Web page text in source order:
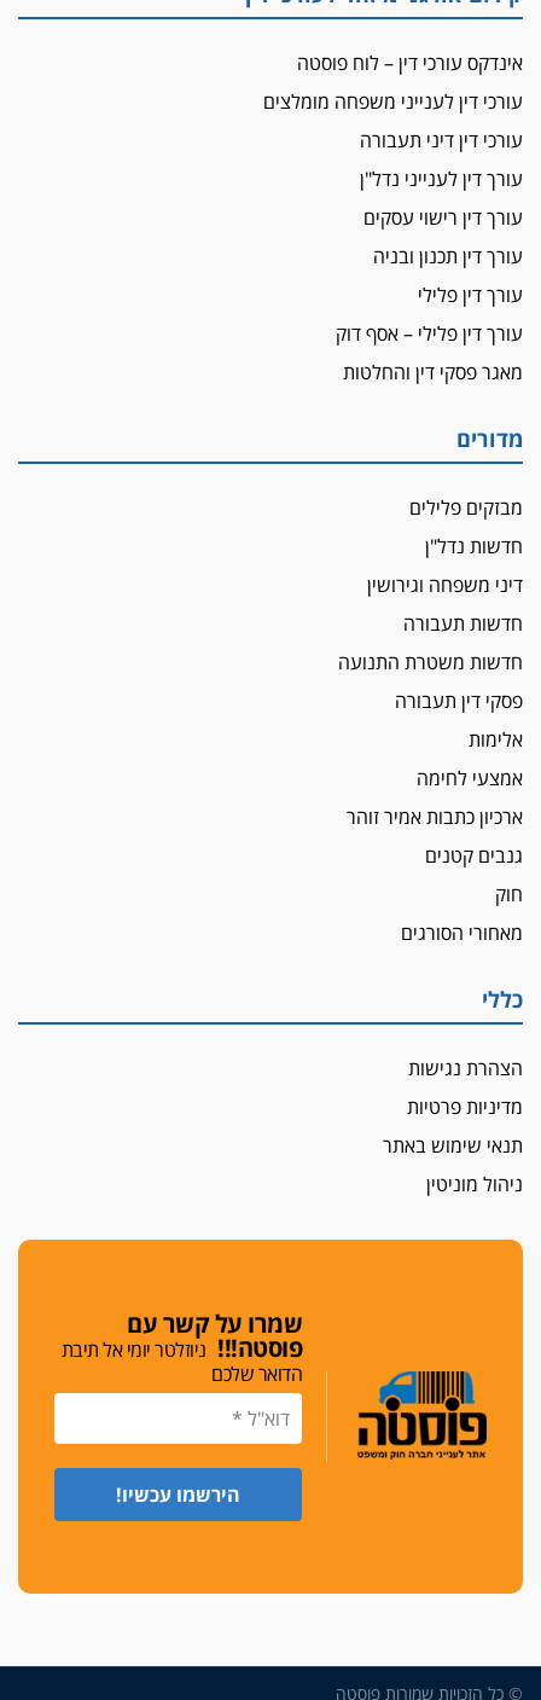
אינדקס עורכי דין – לוח פוסטה
עורכי דין לענייני משפחה מומלצים
עורכי דין דיני תעבורה
עורך דין לענייני נדל"ן
עורך דין רישוי עסקים
עורך דין תכנון ובניה
עורך דין פלילי
עורך דין פלילי – אסף דוק
מאגר פסקי דין והחלטות
מדורים
מבזקים פלילים
חדשות נדל"ן
דיני משפחה וגירושין
חדשות תעבורה
חדשות משטרת התנועה
פסקי דין תעבורה
אלימות
אמצעי לחימה
ארכיון כתבות אמיר זוהר
גנבים קטנים
חוק
מאחורי הסורגים
כללי
הצהרת נגישות
מדיניות פרטיות
תנאי שימוש באתר
ניהול מוניטין
שמרו על קשר עם
פוסטה!!! ניוזלטר יומי אל תיבת
הדואר שלכם
© כל הזכויות שמורות פוסטה